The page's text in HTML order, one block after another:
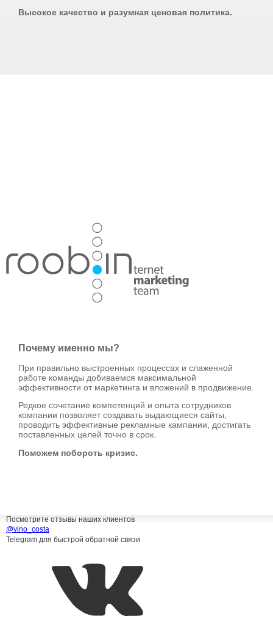
Высокое качество и разумная ценовая политика.
Почему именно мы?
При правильно выстроенных процессах и слаженной
работе команды добиваемся максимальной
эффективности от маркетинга и вложений в продвижение.
Редкое сочетание компетенций и опыта сотрудников
компании позволяет создавать выдающиеся сайты,
проводить эффективные рекламные кампании, достигать
поставленных целей точно в срок.
Поможем побороть кризис.
Посмотрите отзывы наших клиентов
@vino_costa
Telegram для быстрой обратной связи